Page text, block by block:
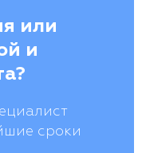
или
и
сроки